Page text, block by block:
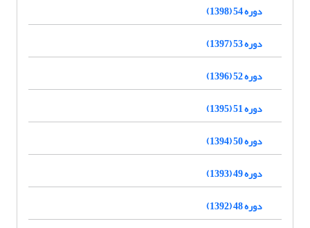
دوره 54 (1398)
دوره 53 (1397)
دوره 52 (1396)
دوره 51 (1395)
دوره 50 (1394)
دوره 49 (1393)
دوره 48 (1392)